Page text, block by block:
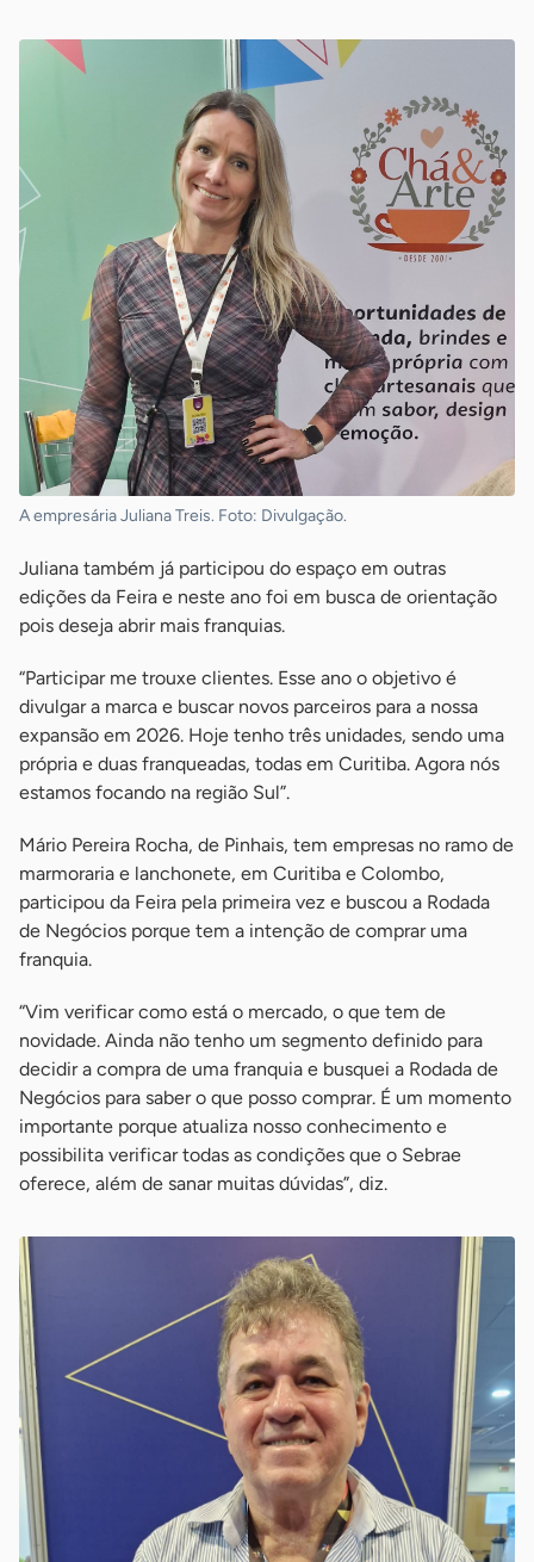
A empresária Juliana Treis. Foto: Divulgação.
Juliana também já participou do espaço em outras
edições da Feira e neste ano foi em busca de orientação
pois deseja abrir mais franquias.
“Participar me trouxe clientes. Esse ano o objetivo é
divulgar a marca e buscar novos parceiros para a nossa
expansão em 2026. Hoje tenho três unidades, sendo uma
própria e duas franqueadas, todas em Curitiba. Agora nós
estamos focando na região Sul”.
Mário Pereira Rocha, de Pinhais, tem empresas no ramo de
marmoraria e lanchonete, em Curitiba e Colombo,
participou da Feira pela primeira vez e buscou a Rodada
de Negócios porque tem a intenção de comprar uma
franquia.
“Vim verificar como está o mercado, o que tem de
novidade. Ainda não tenho um segmento definido para
decidir a compra de uma franquia e busquei a Rodada de
Negócios para saber o que posso comprar. É um momento
importante porque atualiza nosso conhecimento e
possibilita verificar todas as condições que o Sebrae
oferece, além de sanar muitas dúvidas”, diz.